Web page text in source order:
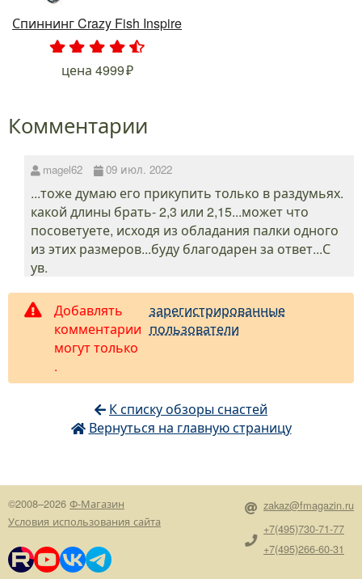
Спиннинг Crazy Fish Inspire
. . .
цена 4999
Комментарии
magel62 09 июл. 2022
...тоже думаю его прикупить только в раздумьях.
какой длины брать- 2,3 или 2,15...может что
посоветуете, исходя из обладания палки одного
из этих размеров...буду благодарен за ответ...С
ув.
Добавлять
комментарии
могут только
зарегистрированные
пользователи
.
К списку обзоры снастей
Вернуться на главную страницу
©2008–2026 Ф-Магазин
Условия использования сайта
zakaz@fmagazin.ru
+7(495)730-71-77
+7(495)266-60-31